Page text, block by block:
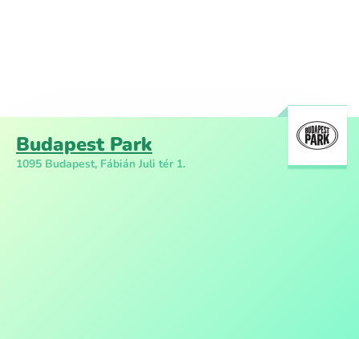
Budapest Park
1095 Budapest, Fábián Juli tér 1.